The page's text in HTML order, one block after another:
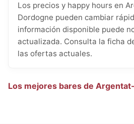
Los precios y happy hours en
Dordogne pueden cambiar
información disponible puede
actualizada. Consulta la ficha
las ofertas actuales.
Los mejores bares de